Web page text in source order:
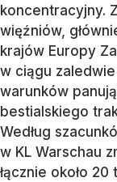
koncentracyjny.
więźniów,
krajów Europy
w ciągu
warunków
bestialskiego
Według
w KL Warschau
łącznie około